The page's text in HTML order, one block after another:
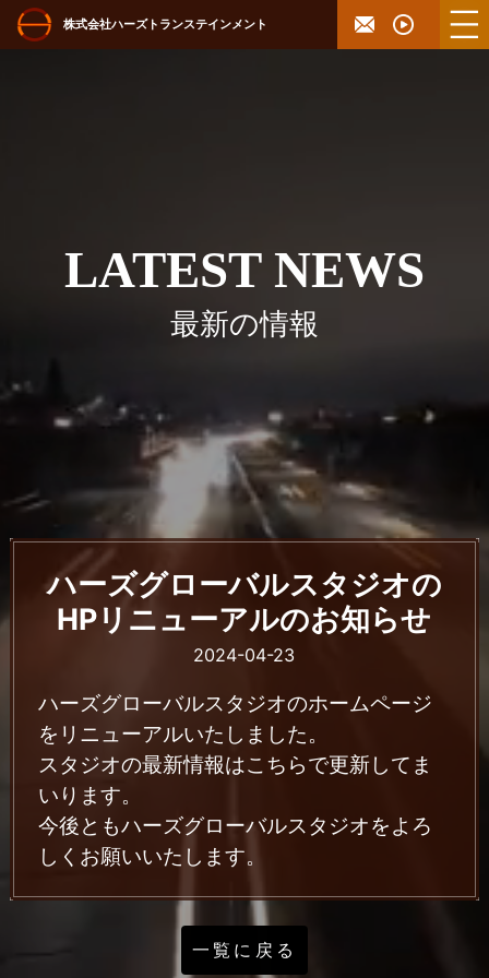
株式会社ハーズトランステインメント
LATEST NEWS
最新の情報
ハーズグローバルスタジオの
HPリニューアルのお知らせ
2024-04-23
ハーズグローバルスタジオのホームページ
をリニューアルいたしました。
スタジオの最新情報はこちらで更新してま
いります。
今後ともハーズグローバルスタジオをよろ
しくお願いいたします。
一覧に戻る